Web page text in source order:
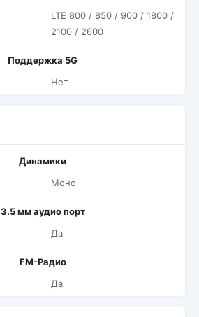
LTE 800 / 850 / 900 / 1800 /
2100 / 2600
Поддержка 5G
Нет
Динамики
Моно
3.5 мм аудио порт
Да
FM-Радио
Да